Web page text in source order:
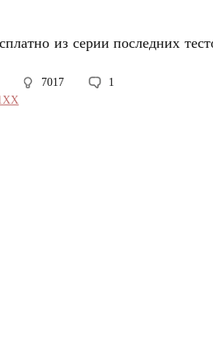
из серии последних
7017
1